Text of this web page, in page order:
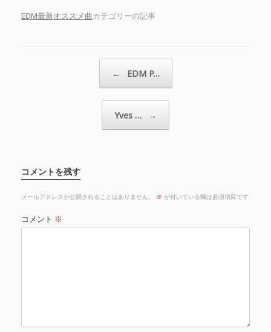
EDM最新オススメ曲カテゴリーの記事
← EDM P…
Yves … →
コメントを残す
メールアドレスが公開されることはありません。 ※ が付いている欄は必須項目です
コメント ※